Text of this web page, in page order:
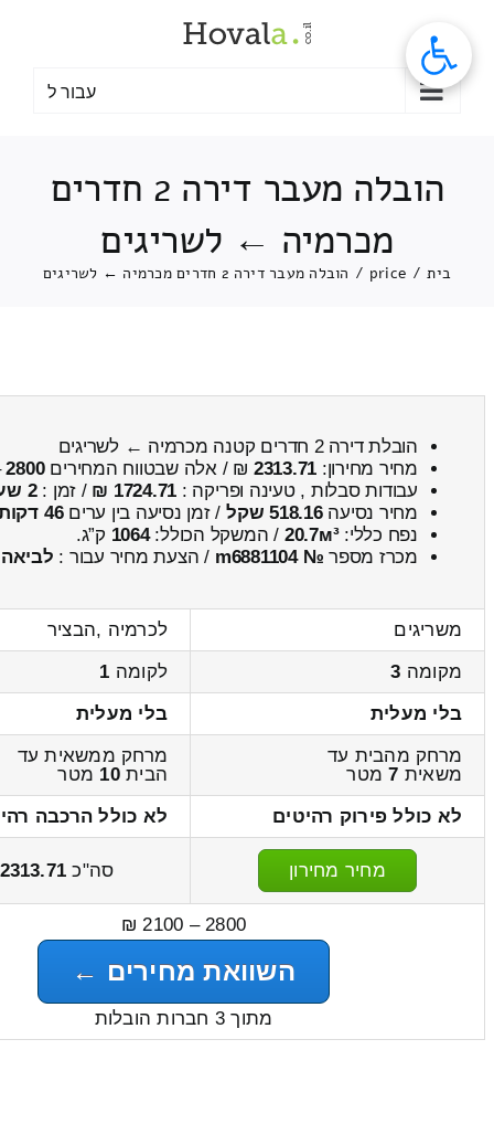
עבור ל
הובלה מעבר דירה 2 חדרים
מכרמיה ← לשריגים
בית /
price
/ הובלה מעבר דירה 2 חדרים מכרמיה ← לשריגים
הובלת דירה 2 חדרים קטנה מכרמיה ← לשריגים
מחיר מחירון: 2313.71 ₪ / אלה שבטווח המחירים2800
עבודות סבלות , טעינה ופריקה : 1724.71 ₪ / זמן :2 שעות 10 דקות
מחיר נסיעה518.16 שקל / זמן נסיעה בין ערים46 דקות
נפח כללי:20.7м³ / המשקל הכולל:1064 ק”ג.
מכרז מספר № m6881104 / הצעת מחיר עבור : לביאה
משריגים
לכרמיה ,הבציר
מקומה 3 לקומה 1
בלי מעלית
בלי מעלית
מרחק מהבית עד
משאית 7מטר
מרחק ממשאית עד
הבית10 מטר
לא כולל פירוק רהיטים
לא כולל הרכבה
מחיר מחירון סה"כ 2313.71
2800 – 2100 ₪
השוואת מחירים ←
מתוך 3 חברות הובלות